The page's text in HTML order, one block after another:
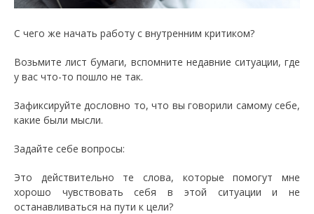
С чего же начать работу с внутренним критиком?
Возьмите лист бумаги, вспомните недавние ситуации, где
у вас что-то пошло не так.
Зафиксируйте дословно то, что вы говорили самому себе,
какие были мысли.
Задайте себе вопросы:
Это действительно те слова, которые помогут мне
хорошо чувствовать себя в этой ситуации и не
останавливаться на пути к цели?